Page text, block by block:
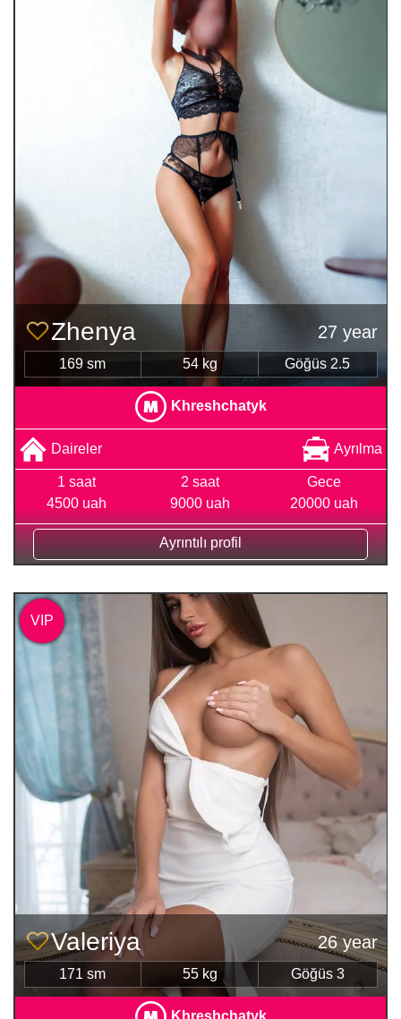
Zhenya 27 year
169 sm 54 kg Göğüs 2.5
Khreshchatyk
Daireler Ayrılma
1 saat
4500 uah
2 saat
9000 uah
Gece
20000 uah
Ayrıntılı profil
Valeriya 26 year
171 sm 55 kg Göğüs 3
Khreshchatyk
VIP